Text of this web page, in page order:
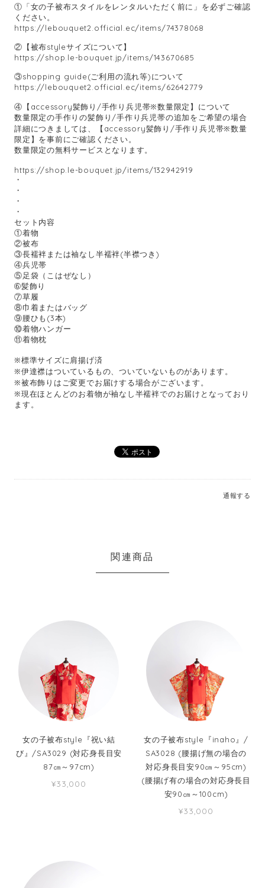
①「女の子被布スタイルをレンタルいただく前に」を必ずご確認
ください。
https://lebouquet2.official.ec/items/74378068
②【被布styleサイズについて】
https://shop.le-bouquet.jp/items/143670685
③shopping guide(ご利用の流れ等)について
https://lebouquet2.official.ec/items/62642779
④【accessory髪飾り/手作り兵児帯※数量限定】について
数量限定の手作りの髪飾り/手作り兵児帯の追加をご希望の場合
詳細につきましては、【accessory髪飾り/手作り兵児帯※数量
限定】を事前にご確認ください。
数量限定の無料サービスとなります。
https://shop.le-bouquet.jp/items/132942919
・
・
・
・
セット内容
①着物
②被布
③長襦袢または袖なし半襦袢(半襟つき)
④兵児帯
⑤足袋（こはぜなし）
➅髪飾り
⑦草履
⑧巾着またはバッグ
⑨腰ひも(3本)
⑩着物ハンガー
⑪着物枕
※標準サイズに肩揚げ済
※伊達襟はついているもの、ついていないものがあります。
※被布飾りはご変更でお届けする場合がございます。
※現在ほとんどのお着物が袖なし半襦袢でのお届けとなっており
ます。
通報する
関連商品
女の子被布style『祝い結
び』/SA3029 (対応身長目安
87㎝～97cm)
¥33,000
女の子被布style『inaho』/
SA3028 (腰揚げ無の場合の
対応身長目安90㎝～95cm)
(腰揚げ有の場合の対応身長目
安90㎝～100cm)
¥33,000